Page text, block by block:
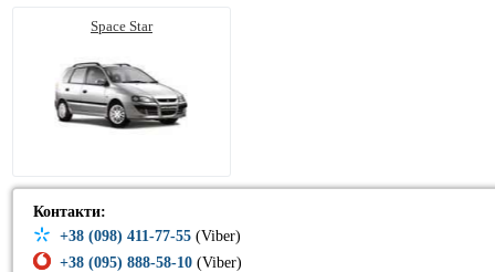
Space Star
Контакти:
+38 (098) 411-77-55 (Viber)
+38 (095) 888-58-10 (Viber)